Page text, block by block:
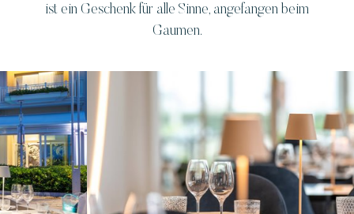
ist ein Geschenk für alle Sinne, angefangen beim
Gaumen.